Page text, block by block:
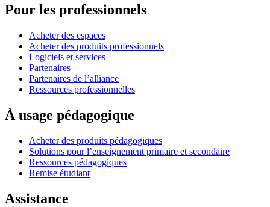
Pour les professionnels
Acheter des espaces
Acheter des produits professionnels
Logiciels et services
Partenaires
Partenaires de l’alliance
Ressources professionnelles
À usage pédagogique
Acheter des produits pédagogiques
Solutions pour l’enseignement primaire et secondaire
Ressources pédagogiques
Remise étudiant
Assistance